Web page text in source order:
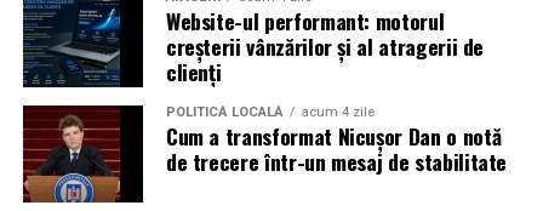
Azaleea Necula și Gabriel Vatavu.
O comedie actuală și spumoasă, filmul
mea”este distribuit de T.R.I.B.E. Films.
TRAILER:https://bit.ly/InPieleaMea
Site oficial:inpieleamea.ro
Website-ul performant: motorul
creșterii vânzărilor și al atragerii de
clienți
POLITICĂ LOCALĂ acum 4 zile
Cum a transformat Nicușor Dan o notă
de trecere într-un mesaj de stabilitate